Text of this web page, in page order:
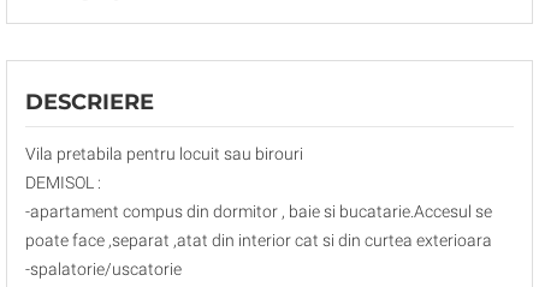
DESCRIERE
Vila pretabila pentru locuit sau birouri
DEMISOL :
-apartament compus din dormitor , baie si bucatarie.Accesul se
poate face ,separat ,atat din interior cat si din curtea exterioara
-spalatorie/uscatorie